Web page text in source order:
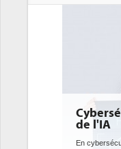
le double visage
l'IA joue un double rôle : le gentil en